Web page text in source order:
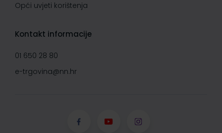
Opći uvjeti korištenja
Kontakt informacije
01 650 28 80
e-trgovina@nn.hr